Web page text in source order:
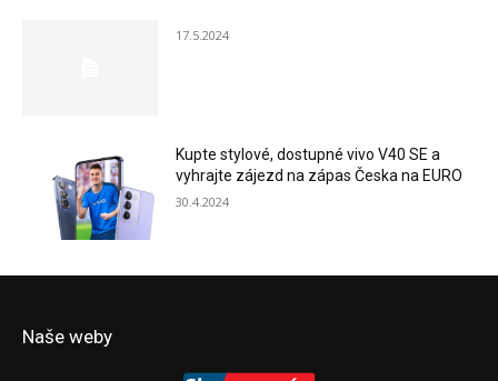
17.5.2024
Kupte stylové, dostupné vivo V40 SE a
vyhrajte zájezd na zápas Česka na EURO
30.4.2024
Naše weby